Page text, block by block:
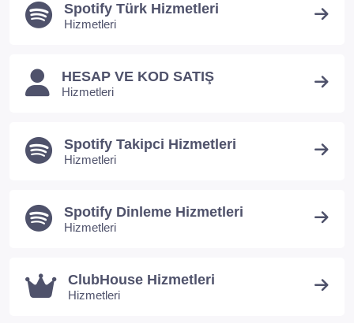
Spotify Türk Hizmetleri
Hizmetleri
HESAP VE KOD SATIŞ
Hizmetleri
Spotify Takipci Hizmetleri
Hizmetleri
Spotify Dinleme Hizmetleri
Hizmetleri
ClubHouse Hizmetleri
Hizmetleri